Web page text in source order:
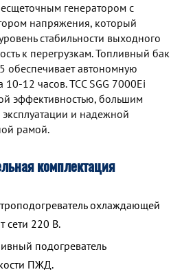
генератором с
напряжения, который
стабильности выходного
к перегрузкам. Топливный бак
обеспечивает автономную
10-12 часов. TCC SGG 7000Ei
эффективностью, большим
и надежной
рамой.
комплектация
охлаждающей
сети 220 В.
подогреватель
ПЖД.